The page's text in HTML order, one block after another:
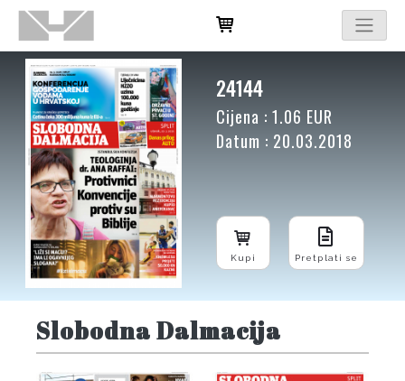
24144
Cijena : 1.06 EUR
Datum : 20.03.2018
Kupi Pretplati se
Slobodna Dalmacija